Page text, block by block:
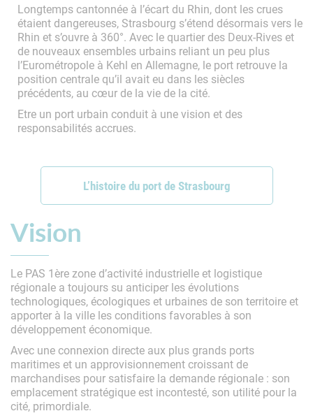
Longtemps cantonnée à l’écart du Rhin, dont les crues
étaient dangereuses, Strasbourg s’étend désormais vers le
Rhin et s’ouvre à 360°. Avec le quartier des Deux-Rives et
de nouveaux ensembles urbains reliant un peu plus
l’Eurométropole à Kehl en Allemagne, le port retrouve la
position centrale qu’il avait eu dans les siècles
précédents, au cœur de la vie de la cité.
Etre un port urbain conduit à une vision et des
responsabilités accrues.
L’histoire du port de Strasbourg
Vision
Le PAS 1ère zone d’activité industrielle et logistique
régionale a toujours su anticiper les évolutions
technologiques, écologiques et urbaines de son territoire et
apporter à la ville les conditions favorables à son
développement économique.
Avec une connexion directe aux plus grands ports
maritimes et un approvisionnement croissant de
marchandises pour satisfaire la demande régionale : son
emplacement stratégique est incontesté, son utilité pour la
cité, primordiale.